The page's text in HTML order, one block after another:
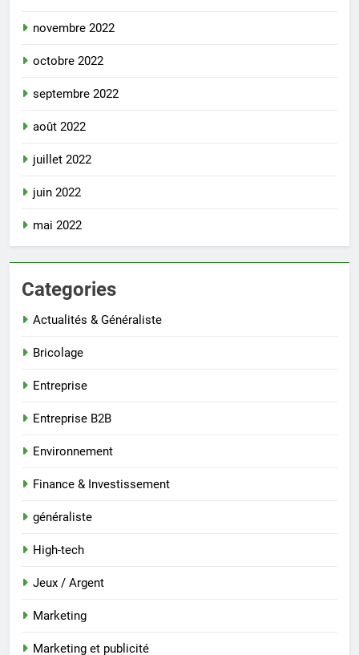
novembre 2022
octobre 2022
septembre 2022
août 2022
juillet 2022
juin 2022
mai 2022
Categories
Actualités & Généraliste
Bricolage
Entreprise
Entreprise B2B
Environnement
Finance & Investissement
généraliste
High-tech
Jeux / Argent
Marketing
Marketing et publicité